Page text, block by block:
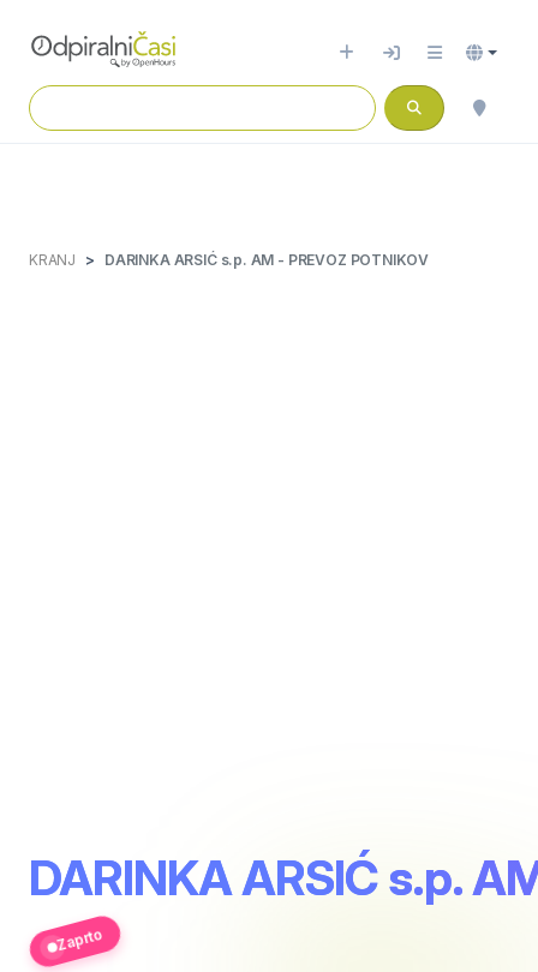
KRANJ DARINKA ARSIĆ s.p. AM - PREVOZ POTNIKOV
DARINKA ARSIĆ s.p.
Zaprto